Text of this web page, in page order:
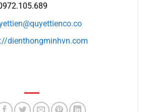
dienthongminhvn.com